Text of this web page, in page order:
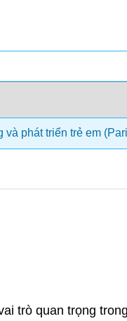
và phát triển trẻ em
trò quan trọng